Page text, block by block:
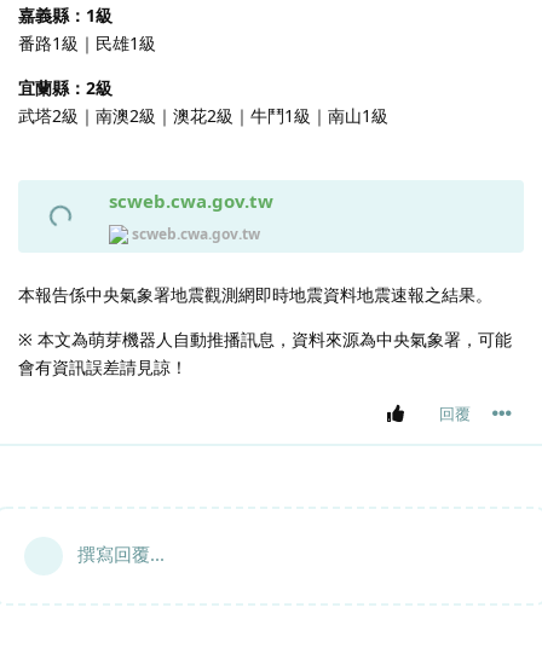
嘉義縣：1級
番路1級｜民雄1級
宜蘭縣：2級
武塔2級｜南澳2級｜澳花2級｜牛鬥1級｜南山1級
scweb.cwa.gov.tw
scweb.cwa.gov.tw
本報告係中央氣象署地震觀測網即時地震資料地震速報之結果。
※ 本文為萌芽機器人自動推播訊息，資料來源為中央氣象署，可能
會有資訊誤差請見諒！
回覆
撰寫回覆...